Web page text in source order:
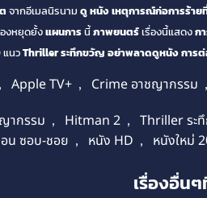
จากอีเมลนิรนาม ดู หนังเหตุการณ์ก่อการร้าย
งหยุดยั้งแผนการนี้ภาพยนตร์เรื่องนี้แสดงก
แนวThriller ระทึกขวัญ อย่าพลาดดูหนังการ
, Apple TV+ , Crime อาชญากรรม ,
ากรรม , Hitman 2 , Thriller ระ
น ซอบ-ชอย , หนัง HD , หนังใหม่
เรื่องอื่น